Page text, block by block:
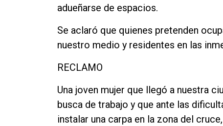
adueñarse de espacios.
Se aclaró que quienes pretenden
nuestro medio y residentes en las
RECLAMO
Una joven mujer que llegó a nuestra
busca de trabajo y que ante las
instalar una carpa en la zona del